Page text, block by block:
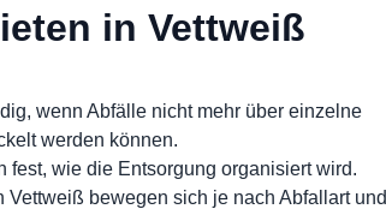
in Vettweiß
wenn Abfälle nicht mehr über einzelne
werden können.
fest, wie die Entsorgung organisiert wird.
Vettweiß bewegen sich je nach Abfallart und